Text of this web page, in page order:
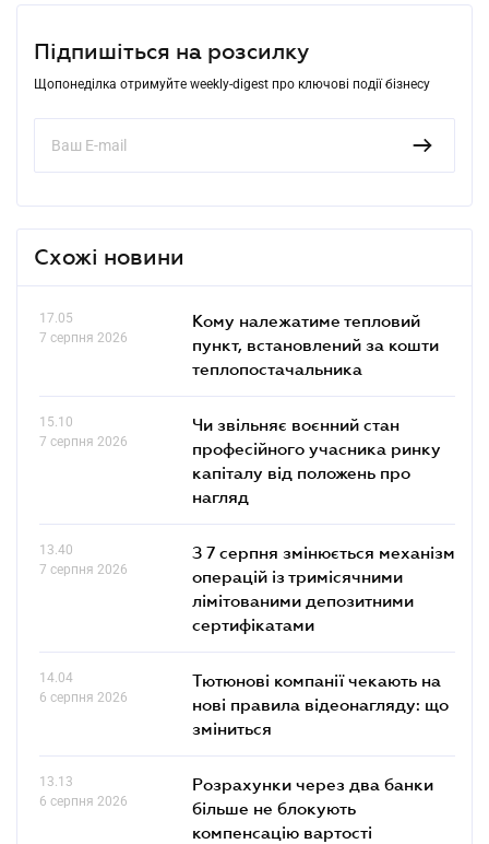
Підпишіться на розсилку
Щопонеділка отримуйте weekly-digest про ключові події бізнесу
Схожі новини
17.05
7 серпня 2026
Кому належатиме тепловий
пункт, встановлений за кошти
теплопостачальника
15.10
7 серпня 2026
Чи звільняє воєнний стан
професійного учасника ринку
капіталу від положень про
нагляд
13.40
7 серпня 2026
З 7 серпня змінюється механізм
операцій із тримісячними
лімітованими депозитними
сертифікатами
14.04
6 серпня 2026
Тютюнові компанії чекають на
нові правила відеонагляду: що
зміниться
13.13
6 серпня 2026
Розрахунки через два банки
більше не блокують
компенсацію вартості